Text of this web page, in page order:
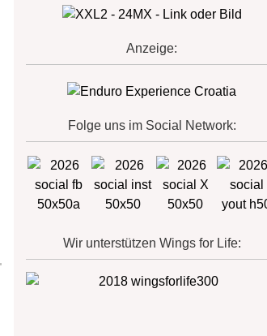
Anzeige:
Folge uns im Social Network:
Wir unterstützen Wings for Life: